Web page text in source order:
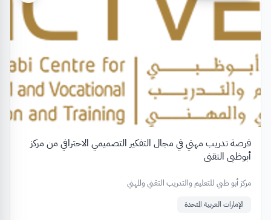
فرصة تدريب مهني في مجال التفكير التصميمي الاحترافي من مركز
أبوظبي التقني
مركز أبو ظبي للتعليم والتدريب التقني والمهني
الإمارات العربية المتحدة